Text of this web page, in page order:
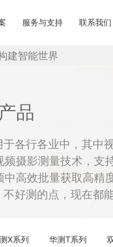
服务与支持 联系我们
建智能世界
品
各行各业中，其中
摄影测量技术，支
中高效批量获取高精
好测的点，现在都能
X系列 华测T系列